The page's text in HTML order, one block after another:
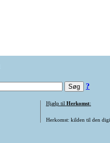
?
Hjælp til Herkomst:
Herkomst: kilden til den